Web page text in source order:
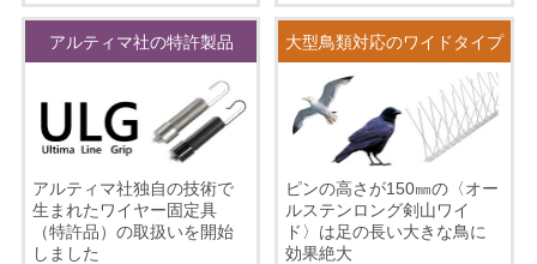
アルティマ社の特許製品
アルティマ社独自の技術で
生まれたワイヤー固定具
（特許品）の取扱いを開始
しました
大型鳥類対応のワイドタイプ
ピンの高さが150㎜の〈オー
ルステンロング剣山ワイ
ド〉は足の長い大きな鳥に
効果絶大